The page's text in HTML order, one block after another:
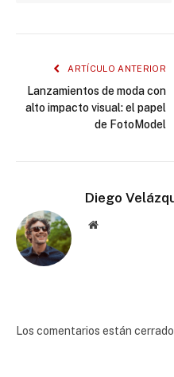
ARTÍCULO ANTERIOR
Lanzamientos de moda con
alto impacto visual: el papel
de FotoModel
Diego
Website
Los comentarios están